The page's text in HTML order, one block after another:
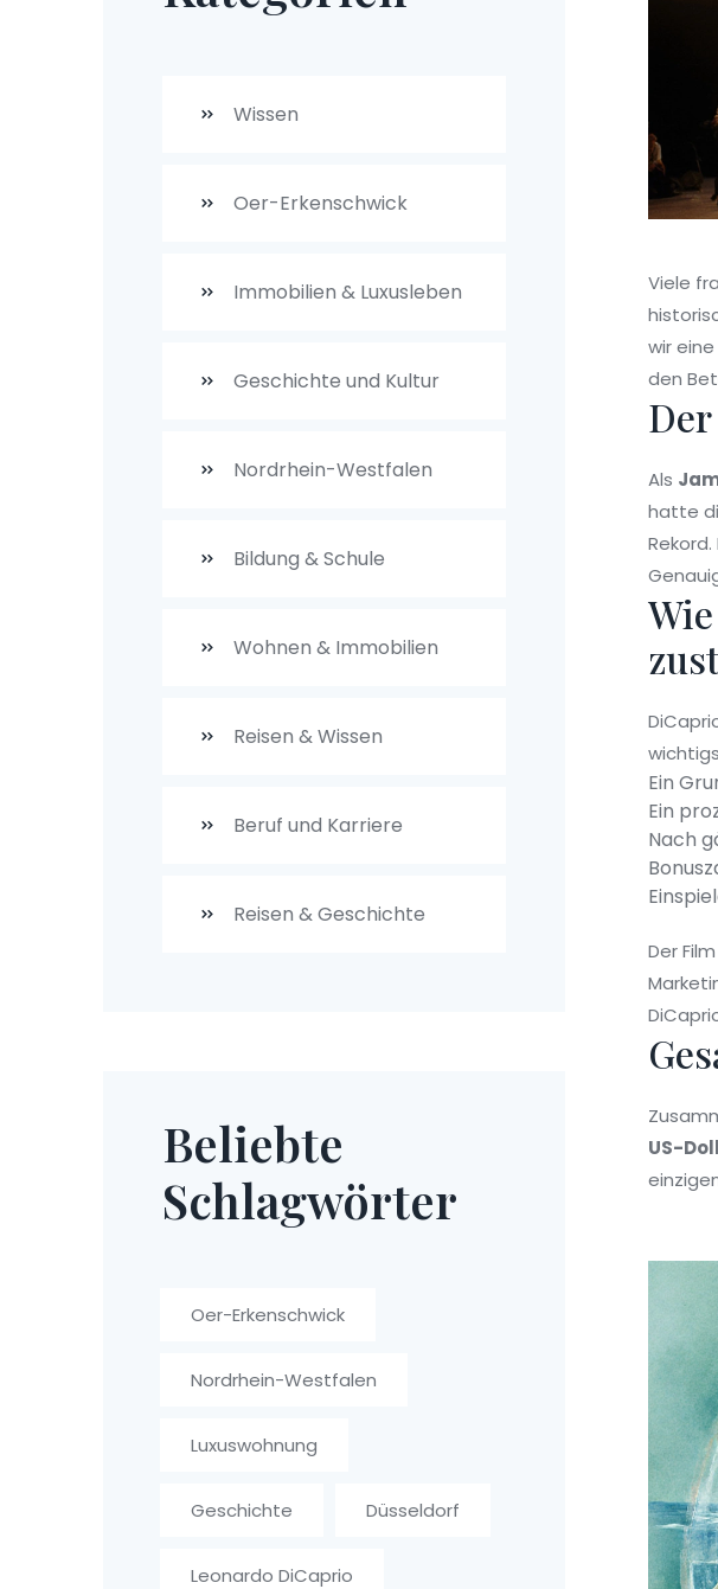
Viele
wir
den
Als
hatte
Ein
Ein
Nach
Der
US-
Wissen
Oer-Erkenschwick
Immobilien & Luxusleben
Geschichte und Kultur
Nordrhein-Westfalen
Bildung & Schule
Wohnen & Immobilien
Reisen & Wissen
Beruf und Karriere
Reisen & Geschichte
Beliebte
Schlagwörter
Oer-Erkenschwick
Nordrhein-Westfalen
Luxuswohnung
Geschichte Düsseldorf
Leonardo DiCaprio